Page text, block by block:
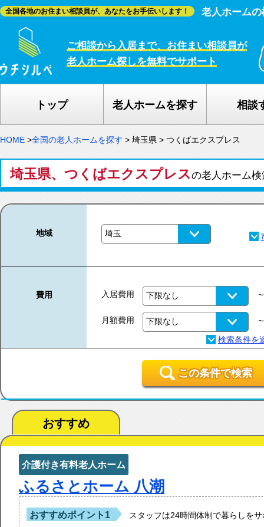
全国各地のお住まい相談員が、あなたをお手伝いします！ 老人ホーム
ご相談から入居まで、お住まい相談員が
老人ホーム探しを無料でサポート
トップ 老人ホームを探す 相談
HOME >全国の老人ホームを探す > 埼玉県 > つくばエクスプレス
埼玉県、つくばエクスプレスの老人ホーム
地域
費用 入居費用
月額費用
この条件で検索
おすすめ
介護付き有料老人ホーム
ふるさとホーム 八潮
おすすめポイント1 スタッフは24時間体制で暮らしを